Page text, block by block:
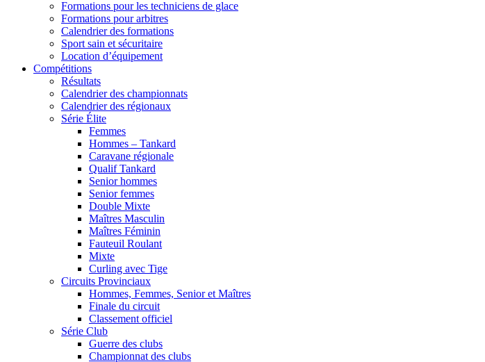
Formations pour les techniciens de glace
Formations pour arbitres
Calendrier des formations
Sport sain et sécuritaire
Location d’équipement
Compétitions
Résultats
Calendrier des championnats
Calendrier des régionaux
Série Élite
Femmes
Hommes – Tankard
Caravane régionale
Qualif Tankard
Senior hommes
Senior femmes
Double Mixte
Maîtres Masculin
Maîtres Féminin
Fauteuil Roulant
Mixte
Curling avec Tige
Circuits Provinciaux
Hommes, Femmes, Senior et Maîtres
Finale du circuit
Classement officiel
Série Club
Guerre des clubs
Championnat des clubs